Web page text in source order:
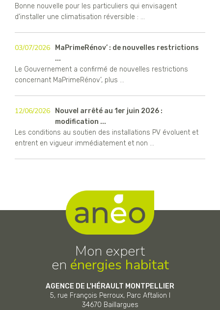
Bonne nouvelle pour les particuliers qui envisagent
d'installer une climatisation réversible : ...
03/07/2026
MaPrimeRénov’ : de nouvelles restrictions
...
Le Gouvernement a confirmé de nouvelles restrictions
concernant MaPrimeRénov’, plus ...
12/06/2026
Nouvel arrêté au 1er juin 2026 :
modification ...
Les conditions au soutien des installations PV évoluent et
entrent en vigueur immédiatement et non ...
Mon expert
en énergies habitat
AGENCE DE L'HÉRAULT MONTPELLIER
5, rue François Perroux, Parc Aftalion I
34670 Baillargues